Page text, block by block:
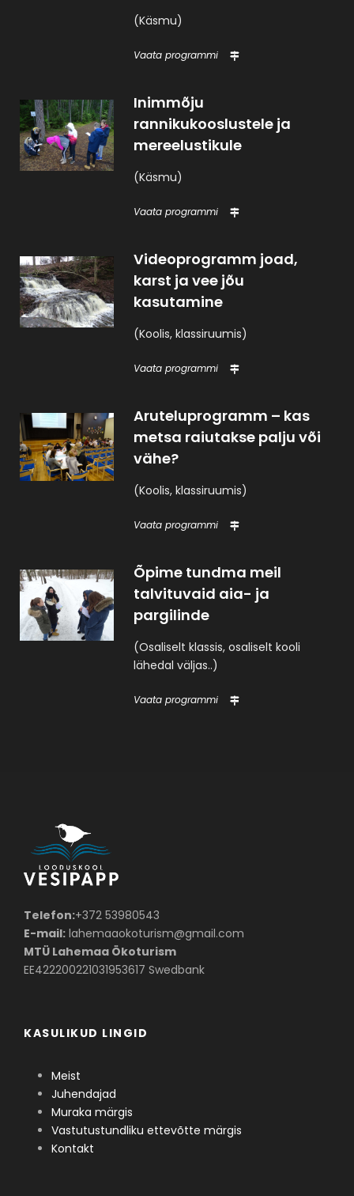
(Käsmu)
Vaata programmi
Inimmõju
rannikukooslustele ja
mereelustikule
(Käsmu)
Vaata programmi
Videoprogramm joad,
karst ja vee jõu
kasutamine
(Koolis, klassiruumis)
Vaata programmi
Aruteluprogramm – kas
metsa raiutakse palju või
vähe?
(Koolis, klassiruumis)
Vaata programmi
Õpime tundma meil
talvituvaid aia- ja
pargilinde
(Osaliselt klassis, osaliselt kooli
lähedal väljas..)
Vaata programmi
Telefon:+372 53980543
E-mail: lahemaaokoturism@gmail.com
MTÜ Lahemaa Ökoturism
EE422200221031953617 Swedbank
KASULIKUD LINGID
Meist
Juhendajad
Muraka märgis
Vastutustundliku ettevõtte märgis
Kontakt